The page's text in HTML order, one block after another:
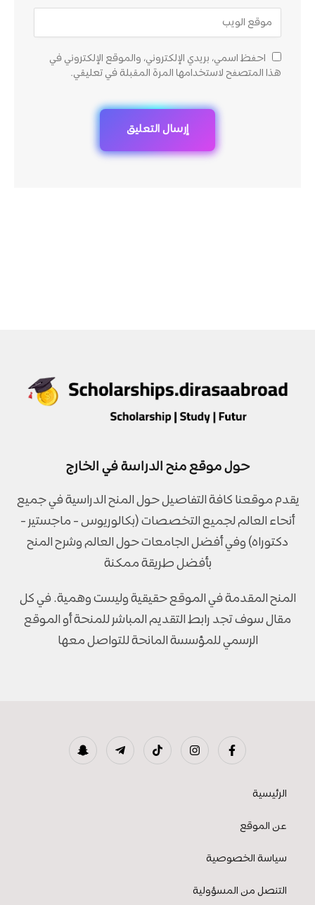
احفظ اسمي، بريدي الإلكتروني، والموقع الإلكتروني في
هذا المتصفح لاستخدامها المرة المقبلة في تعليقي.
حول موقع منح الدراسة في الخارج
يقدم موقعنا كافة التفاصيل حول المنح الدراسية في جميع
أنحاء العالم لجميع التخصصات (بكالوريوس - ماجستير -
دكتوراه) وفي أفضل الجامعات حول العالم وشرح المنح
بأفضل طريقة ممكنة
المنح المقدمة في الموقع حقيقية وليست وهمية. في كل
مقال سوف تجد رابط التقديم المباشر للمنحة أو الموقع
الرسمي للمؤسسة المانحة للتواصل معها
الرئيسية
عن الموقع
سياسة الخصوصية
التنصل من المسؤولية